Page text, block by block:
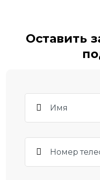
Оставить